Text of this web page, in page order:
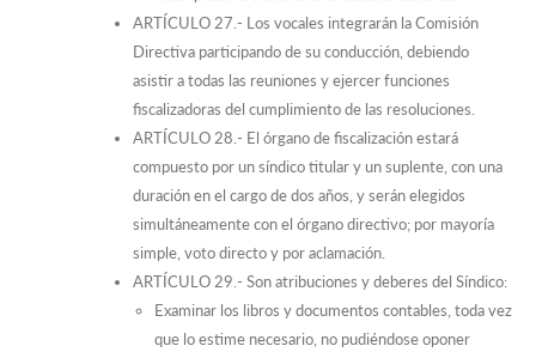
ARTÍCULO 27.- Los vocales integrarán la Comisión
Directiva participando de su conducción, debiendo
asistir a todas las reuniones y ejercer funciones
fiscalizadoras del cumplimiento de las resoluciones.
ARTÍCULO 28.- El órgano de fiscalización estará
compuesto por un síndico titular y un suplente, con una
duración en el cargo de dos años, y serán elegidos
simultáneamente con el órgano directivo; por mayoría
simple, voto directo y por aclamación.
ARTÍCULO 29.- Son atribuciones y deberes del Síndico:
Examinar los libros y documentos contables, toda vez
que lo estime necesario, no pudiéndose oponer